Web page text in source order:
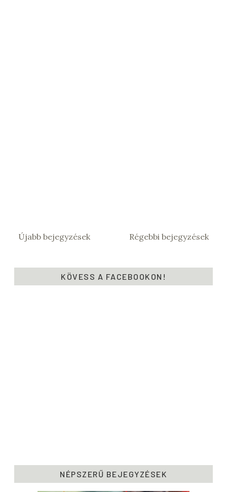
Újabb bejegyzések Régebbi bejegyzések
KÖVESS A FACEBOOKON!
NÉPSZERŰ BEJEGYZÉSEK